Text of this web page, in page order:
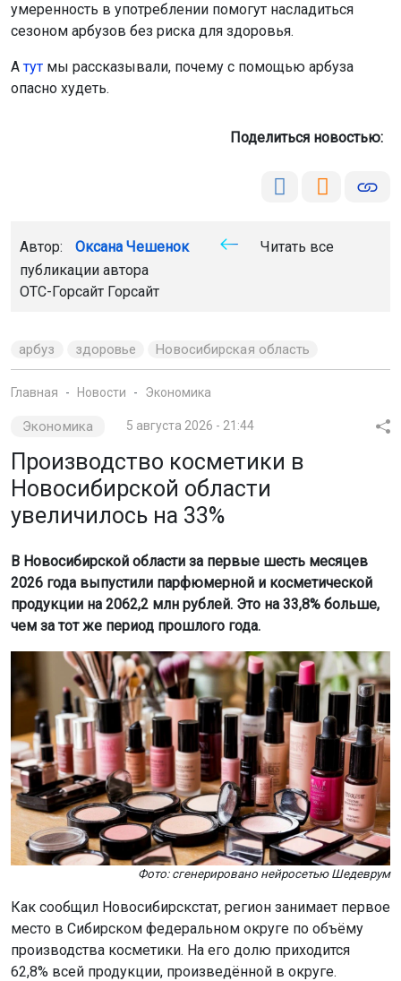
умеренность в употреблении помогут насладиться
сезоном арбузов без риска для здоровья.
Атут мы рассказывали, почему с помощью арбуза
опасно худеть.
Поделиться новостью:
Автор: Оксана Чешенок
Читать все
публикации автора
ОТС-Горсайт Горсайт
арбуз здоровье Новосибирская область
Главная Новости Экономика
Экономика 5 августа 2026 - 21:44
Производство косметики в
Новосибирской области
увеличилось на 33%
В Новосибирской области за первые шесть месяцев
2026 года выпустили парфюмерной и косметической
продукции на 2062,2 млн рублей. Это на 33,8% больше,
чем за тот же период прошлого года.
Фото: сгенерировано нейросетью Шедеврум
Как сообщил Новосибирскстат, регион занимает первое
место в Сибирском федеральном округе по объёму
производства косметики. На его долю приходится
62,8% всей продукции, произведённой в округе.